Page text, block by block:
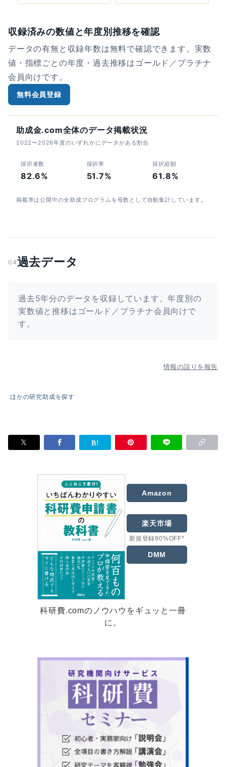
収録済みの数値と年度別推移を確認
データの有無と収録年数は無料で確認できます。実数
値・指標ごとの年度・過去推移はゴールド／プラチナ
会員向けです。
無料会員登録
助成金.com全体のデータ掲載状況
2022〜2026年度のいずれかにデータがある割合
採択者数
82.6%
採択率
51.7%
採択総額
61.8%
掲載率は公開中の全助成プログラムを母数として自動集計しています。
04過去データ
過去5年分のデータを収録しています。年度別の
実数値と推移はゴールド／プラチナ会員向けで
す。
情報の誤りを報告
ほかの研究助成を探す
Amazon
楽天市場
新規登録90%OFF*
DMM
科研費.comのノウハウをギュッと一冊
に。